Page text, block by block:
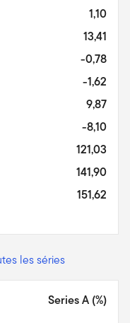
1,10
13,41
-0,78
-1,62
9,87
-8,10
121,03
141,90
151,62
les séries
Series A (%)